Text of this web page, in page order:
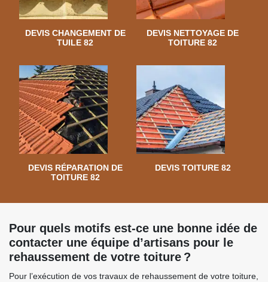
DEVIS CHANGEMENT DE
TUILE 82
DEVIS NETTOYAGE DE
TOITURE 82
DEVIS RÉPARATION DE
TOITURE 82
DEVIS TOITURE 82
Pour quels motifs est-ce une bonne idée de
contacter une équipe d’artisans pour le
rehaussement de votre toiture ?
Pour l’exécution de vos travaux de rehaussement de votre toiture,